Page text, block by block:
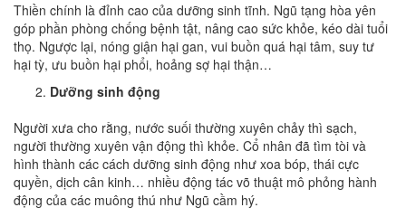
Thiền chính là đỉnh cao của dưỡng sinh tĩnh. Ngũ tạng hòa yên
góp phần phòng chống bệnh tật, nâng cao sức khỏe, kéo dài tuổi
thọ. Ngược lại, nóng giận hại gan, vui buồn quá hại tâm, suy tư
hại tỳ, ưu buồn hại phổi, hoảng sợ hại thận…
Dưỡng sinh động
Người xưa cho rằng, nước suối thường xuyên chảy thì sạch,
người thường xuyên vận động thì khỏe. Cổ nhân đã tìm tòi và
hình thành các cách dưỡng sinh động như xoa bóp, thái cực
quyền, dịch cân kinh… nhiều động tác võ thuật mô phỏng hành
động của các muông thú như Ngũ cầm hý.